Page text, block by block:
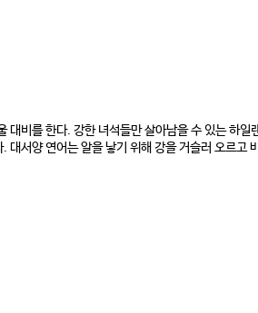
대비를 한다. 강한 녀석들만 살아남을 수 있는 하
대서양 연어는 알을 낳기 위해 강을 거슬러 오르고